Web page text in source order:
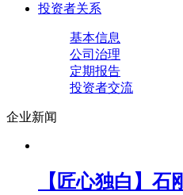
投资者关系
基本信息
公司治理
定期报告
投资者交流
企业新闻
【匠心独白】